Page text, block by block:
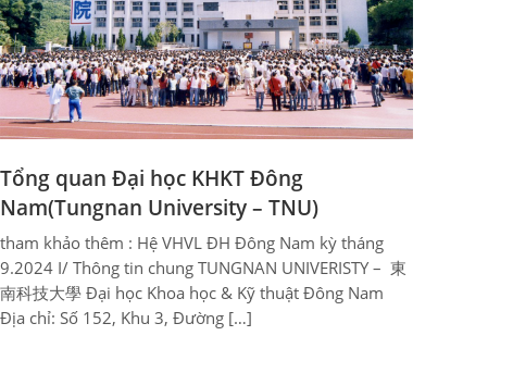
Tổng quan Đại học KHKT Đông
Nam(Tungnan University – TNU)
tham khảo thêm : Hệ VHVL ĐH Đông Nam kỳ tháng
9.2024 I/ Thông tin chung TUNGNAN UNIVERISTY – 東
南科技大學 Đại học Khoa học & Kỹ thuật Đông Nam
Địa chỉ: Số 152, Khu 3, Đường […]